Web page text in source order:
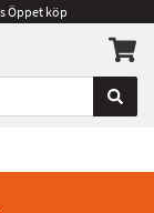
Öppet köp